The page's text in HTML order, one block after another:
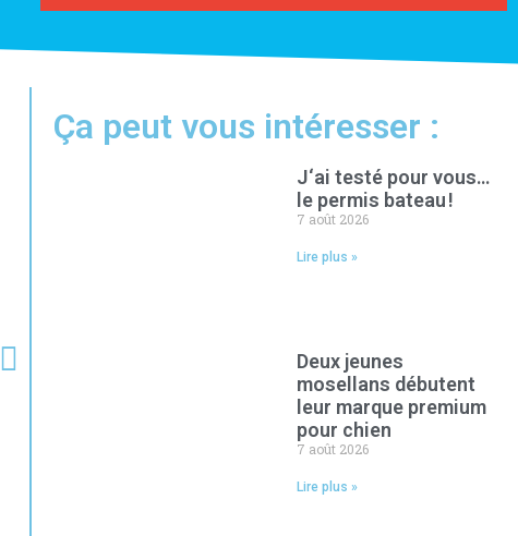
Ça peut vous intéresser :
J‘ai testé pour vous…
le permis bateau !
7 août 2026
Lire plus »
Deux jeunes
mosellans débutent
leur marque premium
pour chien
7 août 2026
Lire plus »